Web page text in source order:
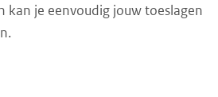
kan je eenvoudig jouw toeslagen